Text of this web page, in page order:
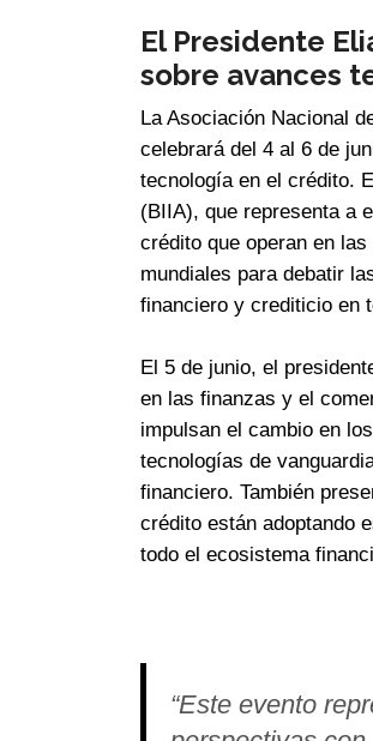
El Presidente
sobre avances
La Asociación Nacional
celebrará del 4 al 6 de
tecnología en el crédito.
(BIIA), que representa a
crédito que operan en
mundiales para debatir
financiero y crediticio en
El 5 de junio, el
en las finanzas y el
impulsan el cambio en
tecnologías de
financiero. También
crédito están adoptando
todo el ecosistema
“Este evento